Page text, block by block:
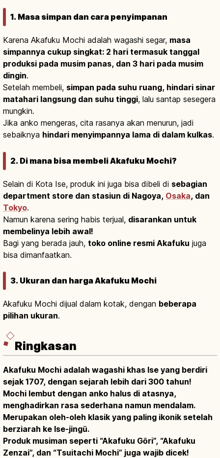
1. Masa simpan dan cara penyimpanan
Karena Akafuku Mochi adalah wagashi segar, masa
simpannya cukup singkat: 2 hari termasuk tanggal
produksi pada musim panas, dan 3 hari pada musim
dingin.
Setelah membeli, simpan pada suhu ruang, hindari sinar
matahari langsung dan suhu tinggi, lalu santap sesegera
mungkin.
Jika anko mengeras, cita rasanya akan menurun, jadi
sebaiknya hindari menyimpannya lama di dalam kulkas.
2. Di mana bisa membeli Akafuku Mochi?
Selain di Kota Ise, produk ini juga bisa dibeli di sebagian
department store dan stasiun di Nagoya, Osaka, dan
Tokyo.
Namun karena sering habis terjual, disarankan untuk
membelinya lebih awal!
Bagi yang berada jauh, toko online resmi Akafuku juga
bisa dimanfaatkan.
3. Ukuran dan harga Akafuku Mochi
Akafuku Mochi dijual dalam kotak, dengan beberapa
pilihan ukuran.
Ringkasan
Akafuku Mochi adalah wagashi khas Ise yang berdiri
sejak 1707, dengan sejarah lebih dari 300 tahun!
Mochi lembut dengan anko halus di atasnya,
menghadirkan rasa sederhana namun mendalam.
Merupakan oleh-oleh klasik yang paling ikonik setelah
berziarah ke Ise-jingū.
Produk musiman seperti “Akafuku Gōri”, “Akafuku
Zenzai”, dan “Tsuitachi Mochi” juga wajib dicek!